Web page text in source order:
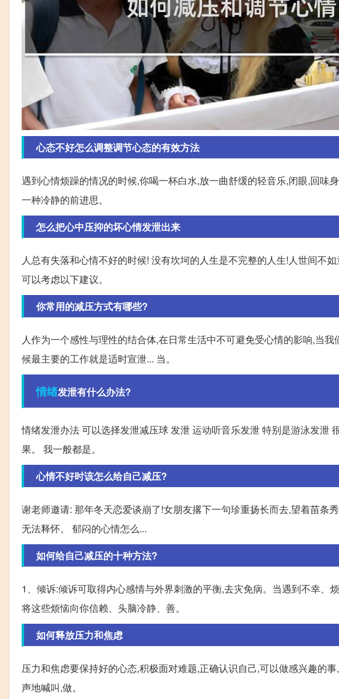
心态不好怎么调整调节心态的有效方法
遇到心情烦躁的情况的时候,你喝一杯白水,放一曲舒缓的轻音乐,闭眼,回味
一种冷静的前进思。
怎么把心中压抑的坏心情发泄出来
人总有失落和心情不好的时候! 没有坎坷的人生是不完整的人生!人世间不
可以考虑以下建议。
你常用的减压方式有哪些?
人作为一个感性与理性的结合体,在日常生活中不可避免受心情的影响,当
候最主要的工作就是适时宣泄... 当。
情绪发泄有什么办法?
情绪发泄办法 可以选择发泄减压球 发泄 运动听音乐发泄 特别是游泳发泄
果。 我一般都是。
心情不好时该怎么给自己减压?
谢老师邀请: 那年冬天恋爱谈崩了!女朋友撂下一句珍重扬长而去,望着苗条
无法释怀。 郁闷的心情怎么...
如何给自己减压的十种方法?
1、倾诉:倾诉可取得内心感情与外界刺激的平衡,去灾免病。当遇到不幸、
将这些烦恼向你信赖、头脑冷静、善。
如何释放压力和焦虑
压力和焦虑要保持好的心态,积极面对难题,正确认识自己,可以做感兴趣的
声地喊叫,做。